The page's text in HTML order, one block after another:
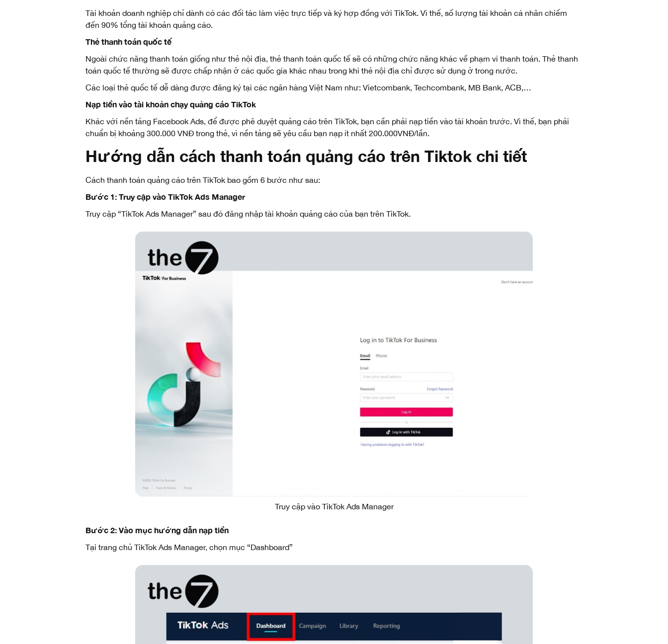
Tài khoản doanh nghiệp chỉ dành có các đối tác làm việc trực tiếp và ký hợp đồng với TikTok. Vì thế, số lượng tài khoản cá nhân chiếm
đến 90% tổng tài khoản quảng cáo.
Thẻ thanh toán quốc tế
Ngoài chức năng thanh toán giống như thẻ nội địa, thẻ thanh toán quốc tế sẽ có những chức năng khác về phạm vi thanh toán. Thẻ thanh
toán quốc tế thường sẽ được chấp nhận ở các quốc gia khác nhau trong khi thẻ nội địa chỉ được sử dụng ở trong nước.
Các loại thẻ quốc tế dễ dàng được đăng ký tại các ngân hàng Việt Nam như: Vietcombank, Techcombank, MB Bank, ACB,…
Nạp tiền vào tài khoản chạy quảng cáo TikTok
Khác với nền tảng Facebook Ads, để được phê duyệt quảng cáo trên TikTok, bạn cần phải nạp tiền vào tài khoản trước. Vì thế, bạn phải
chuẩn bị khoảng 300.000 VNĐ trong thẻ, vì nền tảng sẽ yêu cầu bạn nạp ít nhất 200.000VNĐ/lần.
Hướng dẫn cách thanh toán quảng cáo trên Tiktok chi tiết
Cách thanh toán quảng cáo trên TikTok bao gồm 6 bước như sau:
Bước 1: Truy cập vào TikTok Ads Manager
Truy cập “TikTok Ads Manager” sau đó đăng nhập tài khoản quảng cáo của bạn trên TikTok.
Truy cập vào TikTok Ads Manager
Bước 2: Vào mục hướng dẫn nạp tiền
Tại trang chủ TikTok Ads Manager, chọn mục “Dashboard”